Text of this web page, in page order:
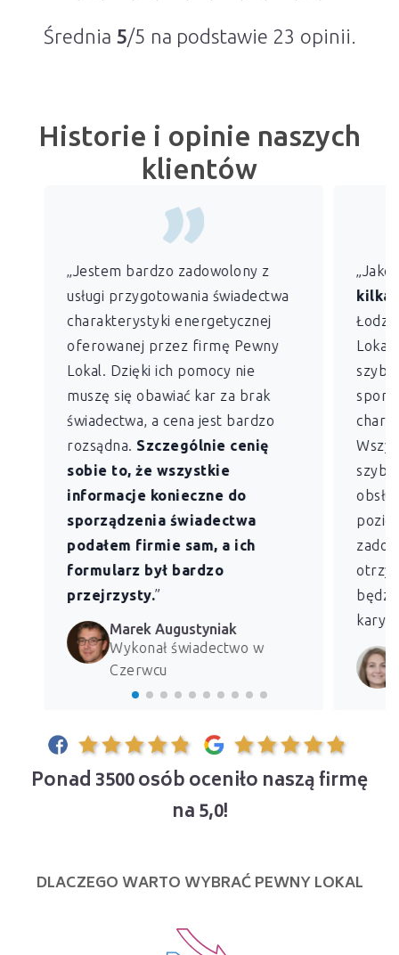
Średnia 5/5 na podstawie 23 opinii.
Historie i opinie naszych
klientów
„Jestem bardzo zadowolony z
usługi przygotowania świadectwa
charakterystyki energetycznej
oferowanej przez firmę Pewny
Lokal. Dzięki ich pomocy nie
muszę się obawiać kar za brak
świadectwa, a cena jest bardzo
rozsądna. Szczególnie cenię
sobie to, że wszystkie
informacje konieczne do
sporządzenia świadectwa
podałem firmie sam, a ich
formularz był bardzo
przejrzysty.”
Marek Augustyniak
Wykonał świadectwo w
Czerwcu
„Jako
Łodzi)
Lokal
kary
Ponad 3500 osób oceniło naszą firmę
na 5,0!
DLACZEGO WARTO WYBRAĆ PEWNY LOKAL